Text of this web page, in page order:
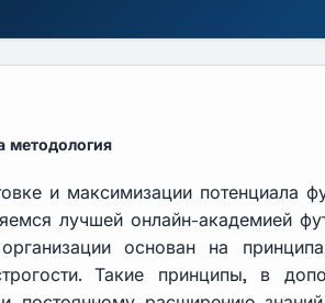
методология
и максимизации потенциала
лучшей онлайн-академией
основан на
Такие принципы, в